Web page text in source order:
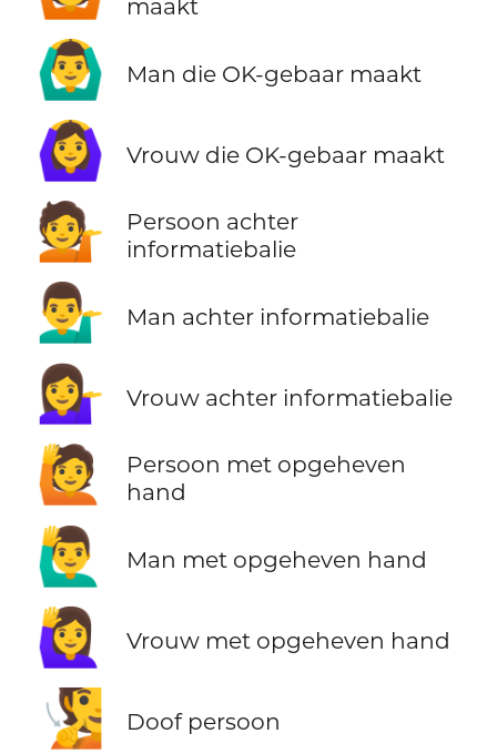
maakt
🙆‍♂️ Man die OK-gebaar maakt
🙆‍♀️ Vrouw die OK-gebaar maakt
💁
Persoon achter
informatiebalie
💁‍♂️ Man achter informatiebalie
💁‍♀️ Vrouw achter informatiebalie
🙋
Persoon met opgeheven
hand
🙋‍♂️ Man met opgeheven hand
🙋‍♀️ Vrouw met opgeheven hand
🧏 Doof persoon